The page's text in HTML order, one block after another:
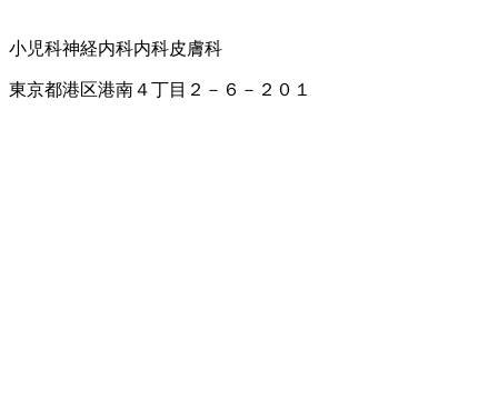
小児科神経内科内科皮膚科
東京都港区港南４丁目２－６－２０１